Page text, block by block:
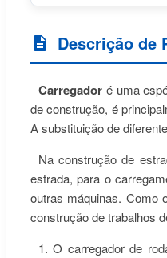
Descrição de
Carregador é uma
de construção, é
A substituição de
Na construção de
estrada, para o
outras máquinas. Como
construção de trabalhos
1. O carregador de